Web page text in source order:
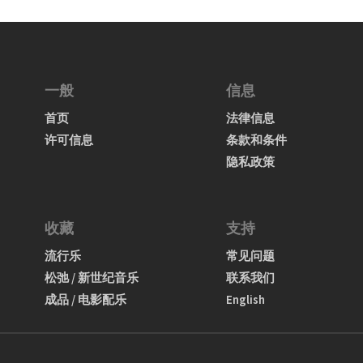
一般
首页
许可信息
信息
法律信息
条款和条件
隐私政策
收藏
流行乐
松弛 / 新世纪音乐
成品 / 电影配乐
支持
常见问题
联系我们
English